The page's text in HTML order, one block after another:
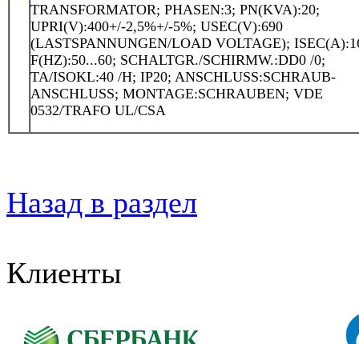
TRANSFORMATOR; PHASEN:3; PN(KVA):20;
UPRI(V):400+/-2,5%+/-5%; USEC(V):690
(LASTSPANNUNGEN/LOAD VOLTAGE);
F(HZ):50...60; SCHALTGR./SCHIRMW.:DD0 /0;
TA/ISOKL:40 /H; IP20; ANSCHLUSS:SCHRAUB-
ANSCHLUSS; MONTAGE:SCHRAUBEN; VDE
0532/TRAFO UL/CSA
Назад в раздел
Клиенты